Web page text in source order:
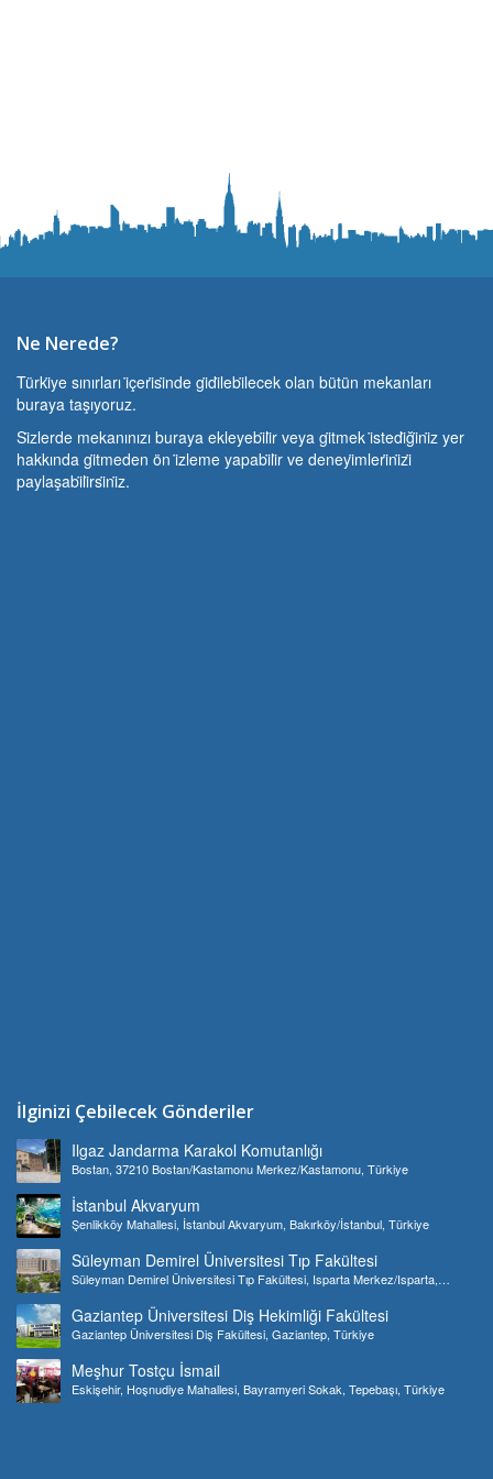
Ne Nerede?
Türki̇ye sınırları i̇çeri̇si̇nde gi̇di̇lebi̇lecek olan bütün mekanları
buraya taşıyoruz.
Si̇zlerde mekanınızı buraya ekleyebi̇li̇r veya gi̇tmek i̇stedi̇ği̇ni̇z yer
hakkında gi̇tmeden ön i̇zleme yapabi̇li̇r ve deneyi̇mleri̇ni̇zi̇
paylaşabi̇li̇rsi̇ni̇z.
İlginizi Çebilecek Gönderiler
Ilgaz Jandarma Karakol Komutanlığı
Bostan, 37210 Bostan/Kastamonu Merkez/Kastamonu, Türkiye
İstanbul Akvaryum
Şenlikköy Mahallesi, İstanbul Akvaryum, Bakırköy/İstanbul, Türkiye
Süleyman Demirel Üniversitesi Tıp Fakültesi
Süleyman Demirel Üniversitesi Tıp Fakültesi, Isparta Merkez/Isparta,
Gaziantep Üniversitesi Diş Hekimliği Fakültesi
Gaziantep Üniversitesi Diş Fakültesi, Gaziantep, Türkiye
Meşhur Tostçu İsmail
Eskişehir, Hoşnudiye Mahallesi, Bayramyeri Sokak, Tepebaşı, Türkiye